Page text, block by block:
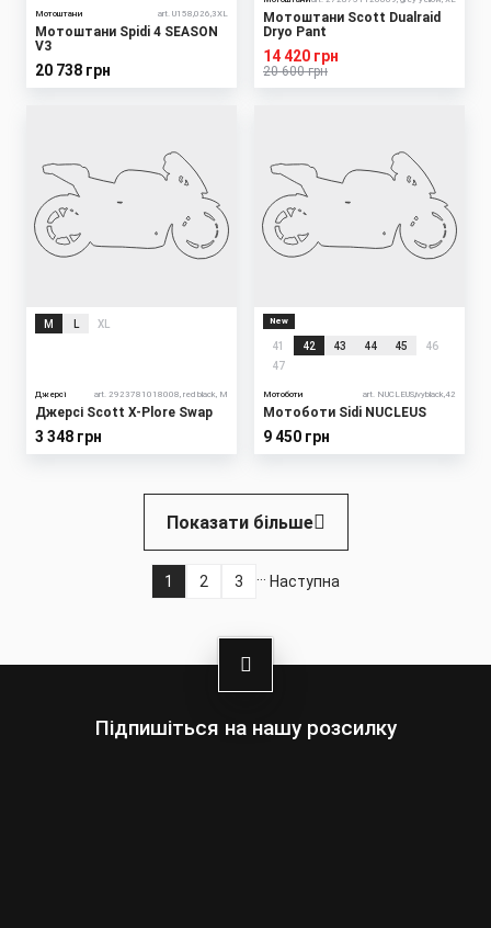
Мотоштани art. U158,026,3XL
Мотоштани Spidi 4 SEASON
V3
20 738 грн
Мотоштани Scott Dualraid
Dryo Pant
20 600 грн
14 420 грн
M XL
Джерсі art. 2923781018008, red black, M
Джерсі Scott X-Plore Swap
3 348 грн
New
41 42 43 44 45
46
47
Мотоботи art. NUCLEUS,ivyblack,42
Мотоботи Sidi NUCLEUS
9 450 грн
Показати більше
Поточна
1
Page
2
Page
3
Наступна
Наступна
Підпишіться на нашу розсилку